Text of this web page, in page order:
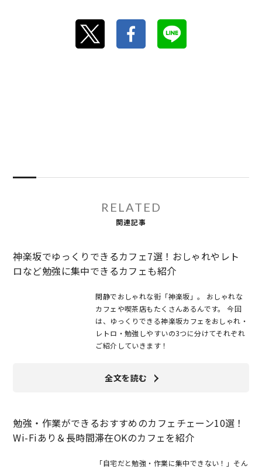
RELATED
関連記事
神楽坂でゆっくりできるカフェ7選！おしゃれやレト
ロなど勉強に集中できるカフェも紹介
閑静でおしゃれな街「神楽坂」。 おしゃれな
カフェや喫茶店もたくさんあるんです。 今回
は、ゆっくりできる神楽坂カフェをおしゃれ・
レトロ・勉強しやすいの3つに分けてそれぞれ
ご紹介していきます！
全文を読む
勉強・作業ができるおすすめのカフェチェーン10選！
Wi-Fiあり＆長時間滞在OKのカフェを紹介
「自宅だと勉強・作業に集中できない！」そん